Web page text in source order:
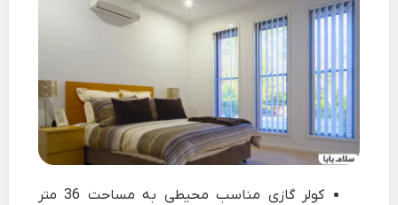
کولر گازی مناسب محیطی به مساحت 36 متر